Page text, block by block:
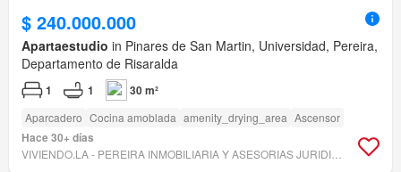
$ 240.000.000
Apartaestudio in Pinares de San Martin, Universidad, Pereira,
Departamento de Risaralda
1 1 30 m²
Aparcadero Cocina amoblada amenity_drying_area Ascensor
Hace 30+ días